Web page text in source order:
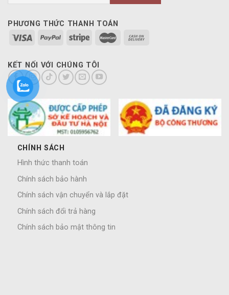
PHƯƠNG THỨC THANH TOÁN
KẾT NỐI VỚI CHÚNG TÔI
CHÍNH SÁCH
Hình thức thanh toán
Chính sách bảo hành
Chính sách vận chuyển và lắp đặt
Chính sách đổi trả hàng
Chính sách bảo mật thông tin